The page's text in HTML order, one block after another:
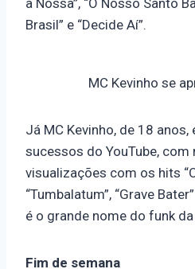
Brasil” e “Decide Aí”.
MC Kevinho se
Já MC Kevinho, de 18
sucessos do YouTube, com
visualizações com os hits
“Tumbalatum”, “Grave
é o grande nome do funk
Fim de semana